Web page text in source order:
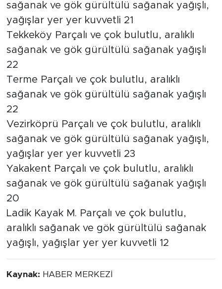
sağanak ve gök gürültülü sağanak yağışlı,
yağışlar yer yer kuvvetli 21
Tekkeköy Parçalı ve çok bulutlu, aralıklı
sağanak ve gök gürültülü sağanak yağışlı
22
Terme Parçalı ve çok bulutlu, aralıklı
sağanak ve gök gürültülü sağanak yağışlı
22
Vezirköprü Parçalı ve çok bulutlu, aralıklı
sağanak ve gök gürültülü sağanak yağışlı,
yağışlar yer yer kuvvetli 23
Yakakent Parçalı ve çok bulutlu, aralıklı
sağanak ve gök gürültülü sağanak yağışlı
20
Ladik Kayak M. Parçalı ve çok bulutlu,
aralıklı sağanak ve gök gürültülü sağanak
yağışlı, yağışlar yer yer kuvvetli 12
Kaynak: HABER MERKEZİ